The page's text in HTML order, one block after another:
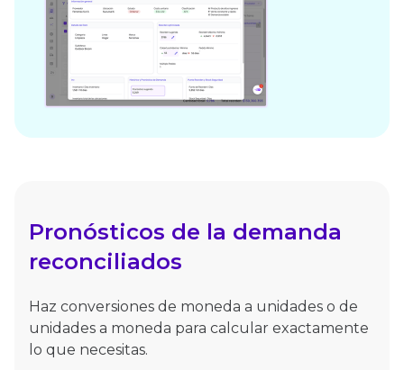
Pronósticos de la demanda
reconciliados
Haz conversiones de moneda a unidades o de
unidades a moneda para calcular exactamente
lo que necesitas.